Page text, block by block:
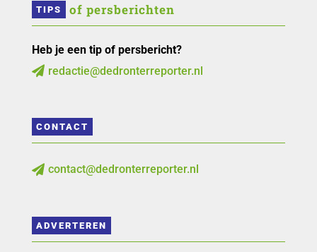
TIPS of persberichten
Heb je een tip of persbericht?
 redactie@dedronterreporter.nl
CONTACT
 contact@dedronterreporter.nl
ADVERTEREN